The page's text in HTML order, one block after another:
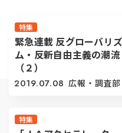
特集
緊急連載 反グローバリズ
ム・反新自由主義の潮流
（２）
2019.07.08 広報・調査部
特集